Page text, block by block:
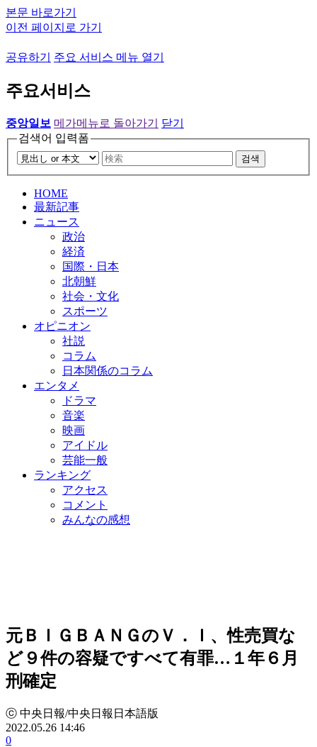
본문 바로가기
이전 페이지로 가기
공유하기 주요 서비스 메뉴 열기
주요서비스
중앙일보 메가메뉴로 돌아가기
닫기
검색어 입력폼
검색
HOME
最新記事
ニュース
政治
経済
国際・日本
北朝鮮
社会・文化
スポーツ
オピニオン
社説
コラム
日本関係のコラム
エンタメ
ドラマ
音楽
映画
アイドル
芸能一般
ランキング
アクセス
コメント
みんなの感想
元ＢＩＧＢＡＮＧのＶ．Ｉ、性売買な
ど９件の容疑ですべて有罪…１年６月
刑確定
ⓒ 中央日報/中央日報日本語版
2022.05.26 14:46
0